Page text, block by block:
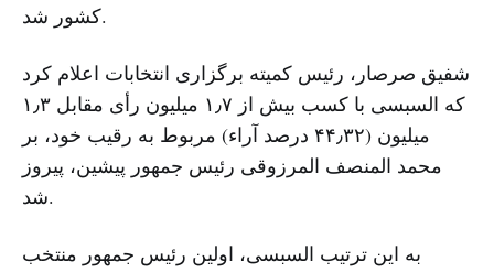
کشور شد.
شفیق صرصار، رئیس کمیته برگزاری انتخابات اعلام کرد
که السبسی با کسب بیش از ۱٫۷ میلیون رأی مقابل ۱٫۳
میلیون (۴۴٫۳۲ درصد آراء) مربوط به رقیب خود، بر
محمد المنصف المرزوقی رئیس جمهور پیشین، پیروز
شد.
به این ترتیب السبسی، اولین رئیس جمهور منتخب